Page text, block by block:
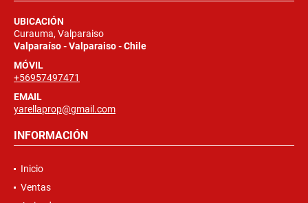
UBICACIÓN
Curauma, Valparaiso
Valparaíso - Valparaiso - Chile
MÓVIL
+56957497471
EMAIL
yarellaprop@gmail.com
INFORMACIÓN
Inicio
Ventas